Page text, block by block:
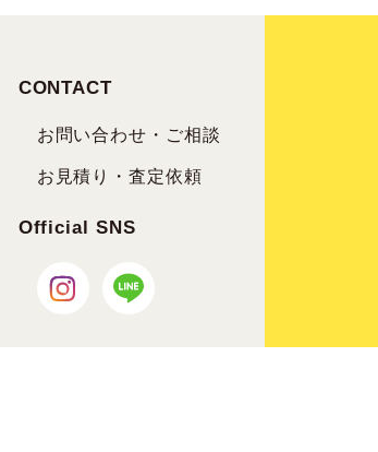
CONTACT
お問い合わせ・ご相談
お見積り・査定依頼
Official SNS